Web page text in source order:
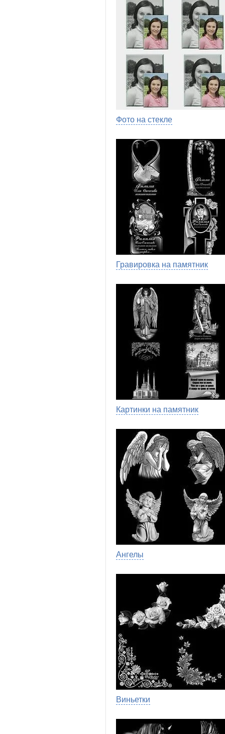
Фото на стекле
Гравировка на памятник
Картинки на памятник
Ангелы
Виньетки